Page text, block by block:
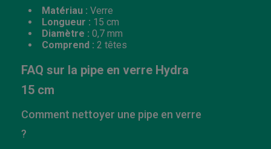
Matériau : Verre
Longueur : 15 cm
Diamètre : 0,7 mm
Comprend : 2 têtes
FAQ sur la pipe en verre Hydra
15 cm
Comment nettoyer une pipe en verre
?